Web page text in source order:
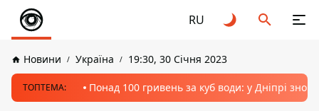
RU
Новини Україна 19:30, 30 Січня 2023
ТОПТЕМА: Понад 100 гривень за куб води: у Дніпрі